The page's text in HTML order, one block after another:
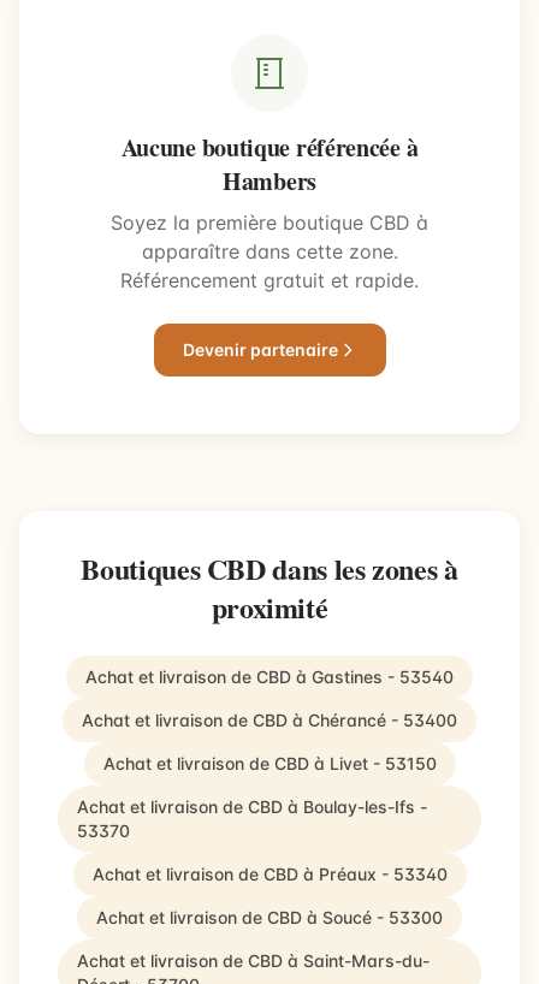
Aucune boutique référencée à
Hambers
Soyez la première boutique CBD à
apparaître dans cette zone.
Référencement gratuit et rapide.
Devenir partenaire
Boutiques CBD dans les zones à
proximité
Achat et livraison de CBD à Gastines - 53540
Achat et livraison de CBD à Chérancé - 53400
Achat et livraison de CBD à Livet - 53150
Achat et livraison de CBD à Boulay-les-Ifs -
53370
Achat et livraison de CBD à Préaux - 53340
Achat et livraison de CBD à Soucé - 53300
Achat et livraison de CBD à Saint-Mars-du-